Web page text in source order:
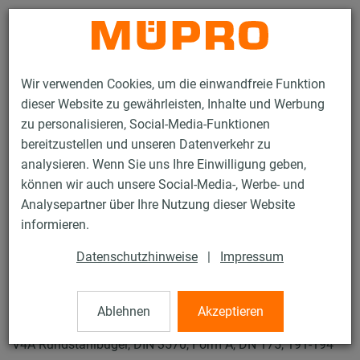
Wir verwenden Cookies, um die einwandfreie Funktion
dieser Website zu gewährleisten, Inhalte und Werbung
zu personalisieren, Social-Media-Funktionen
bereitzustellen und unseren Datenverkehr zu
analysieren. Wenn Sie uns Ihre Einwilligung geben,
können wir auch unsere Social-Media-, Werbe- und
Analysepartner über Ihre Nutzung dieser Website
informieren.
Datenschutzhinweise | Impressum
Ablehnen Akzeptieren
Kontakt
Produkte Befestigungstechnik
Feuerverzinkte Produkte
Feuerverzinkte Produkte für Rohrschlitten und Zubehör
Rundstahlbügel DIN 3570
Rundstahlbügel DIN 3570
V4A Rundstahlbügel, DIN 3570, Form A, DN 175, 191-194